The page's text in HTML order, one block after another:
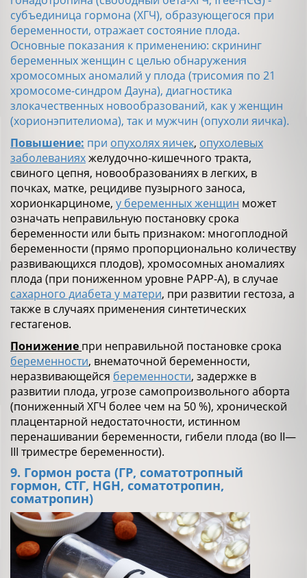
субъединица гормона (ХГЧ), образующегося при
беременности, отражает состояние плода.
Основные показания к применению: скрининг
беременных женщин с целью обнаружения
хромосомных аномалий у плода (трисомия по 21
хромосоме-синдром Дауна), диагностика
злокачественных новообразований, как у женщин
(хорионэпителиома), так и мужчин (опухоли яичка).
Повышение: при опухолях яичек, опухолевых
заболеванияхжелудочно-кишечного тракта,
свиного цепня, новообразованиях в легких, в
почках, матке, рецидиве пузырного заноса,
хорионкарциноме, у беременных женщин может
означать неправильную постановку срока
беременности или быть признаком: многоплодной
беременности (прямо пропорционально количеству
развивающихся плодов), хромосомных аномалиях
плода (при пониженном уровне PAPP-A), в случае
сахарного диабета у матери, при развитии гестоза, а
также в случаях применения синтетических
гестагенов.
Понижение при неправильной постановке срока
беременности, внематочной беременности,
неразвивающейся беременности, задержке в
развитии плода, угрозе самопроизвольного аборта
(пониженный ХГЧ более чем на 50 %), хронической
плацентарной недостаточности, истинном
перенашивании беременности, гибели плода (во II—
III триместре беременности).
9. Гормон роста (ГР, соматотропный
гормон, СТГ, HGH, соматотропин,
соматропин)